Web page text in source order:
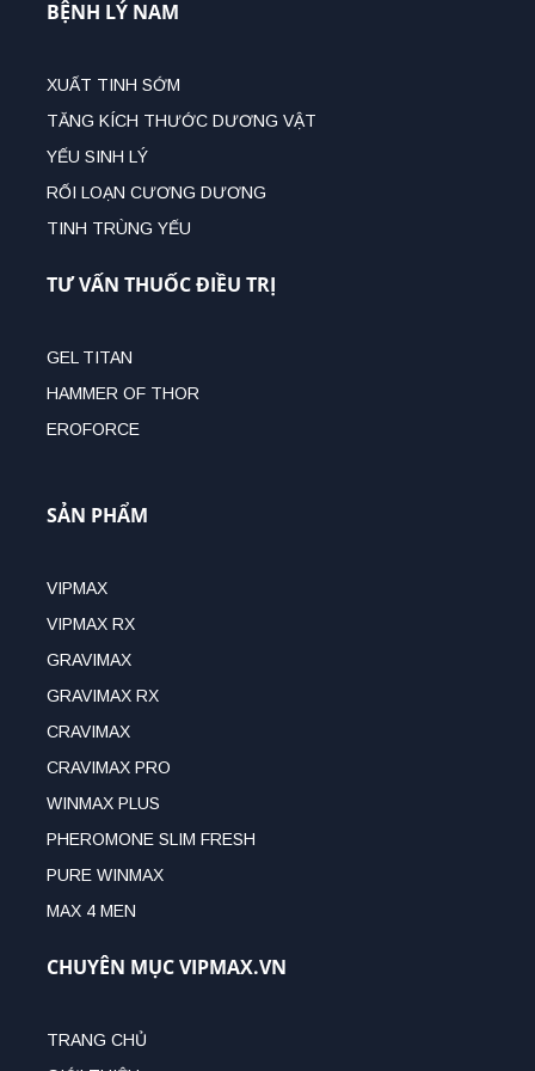
BỆNH LÝ NAM
XUẤT TINH SỚM
TĂNG KÍCH THƯỚC DƯƠNG VẬT
YẾU SINH LÝ
RỐI LOẠN CƯƠNG DƯƠNG
TINH TRÙNG YẾU
TƯ VẤN THUỐC ĐIỀU TRỊ
GEL TITAN
HAMMER OF THOR
EROFORCE
SẢN PHẨM
VIPMAX
VIPMAX RX
GRAVIMAX
GRAVIMAX RX
CRAVIMAX
CRAVIMAX PRO
WINMAX PLUS
PHEROMONE SLIM FRESH
PURE WINMAX
MAX 4 MEN
CHUYÊN MỤC VIPMAX.VN
TRANG CHỦ